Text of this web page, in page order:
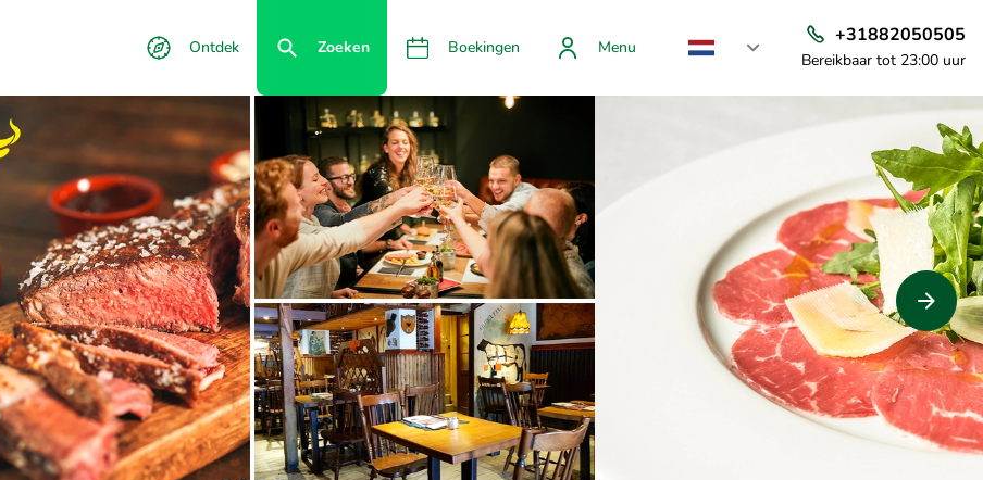
Ontdek Zoeken Boekingen Menu
+31882050505
Bereikbaar tot 23:00 uur